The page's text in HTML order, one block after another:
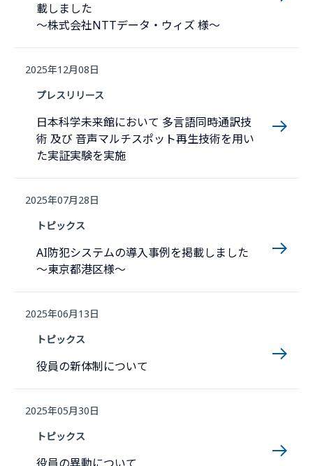
載しました
～株式会社NTTデータ・ウィズ 様～
2025年12月08日
プレスリリース
日本科学未来館において 多言語同時通訳技
術 及び 音声マルチスポット再生技術を用い
た実証実験を実施
2025年07月28日
トピックス
AI防犯システムの導入事例を掲載しました
〜東京都港区様〜
2025年06月13日
トピックス
役員の新体制について
2025年05月30日
トピックス